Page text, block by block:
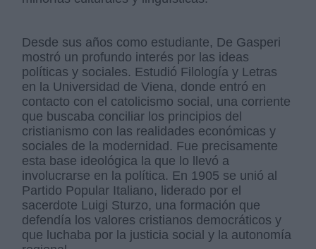
Desde sus años como estudiante, De Gasperi
mostró un profundo interés por las ideas
políticas y sociales. Estudió Filología y Letras
en la Universidad de Viena, donde entró en
contacto con el catolicismo social, una corriente
que buscaba conciliar los principios del
cristianismo con las realidades económicas y
sociales de la modernidad. Fue precisamente
esta base ideológica la que lo llevó a
involucrarse en la política. En 1905 se unió al
Partido Popular Italiano, liderado por el
sacerdote Luigi Sturzo, una formación que
defendía los valores cristianos democráticos y
que luchaba por la justicia social y la autonomía